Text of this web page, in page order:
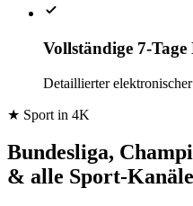
Vollständige 7-Tage
Detaillierter
★ Sport in 4K
Bundesliga,
& alle Sport-